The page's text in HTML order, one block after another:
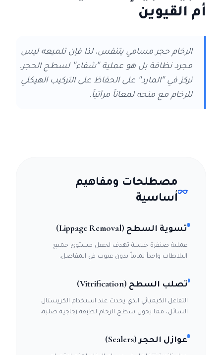
أم القيوين
الرخام حجر مسامي يتنفس، لذا فإن تلميعه ليس
مجرد نظافة بل هو عملية "شفاء" لسطح الحجر.
نركز في "المارد" على الحفاظ على التركيب الهيكلي
للرخام مع منحه لمعاناً مرآتياً.
مصطلحات ومفاهيم
أساسية
تسوية السطح (Lippage Removal)
عملية صنفرة خشنة تهدف لجعل مستوى جميع
البلاطات واحداً تماماً بدون عيوب في المفاصل.
تصلب السطح (Vitrification)
التفاعل الكيميائي الذي يحدث عند استخدام الكريستال
السائل، مما يحول سطح الرخام لطبقة زجاجية صلبة.
عوازل الحجر (Sealers)